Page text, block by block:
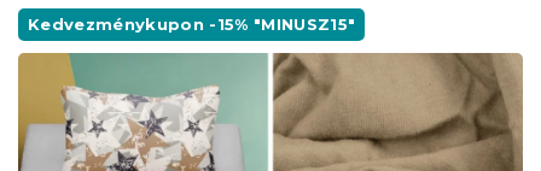
Kedvezménykupon -15% "MINUSZ15"